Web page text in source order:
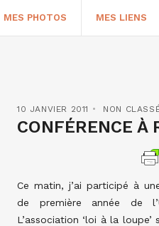
MES PHOTOS MES LIENS
10 JANVIER 2011 NON
CONFÉRENCE À
Ce matin, j’ai participé à
de première année de
L’association ‘loi à la